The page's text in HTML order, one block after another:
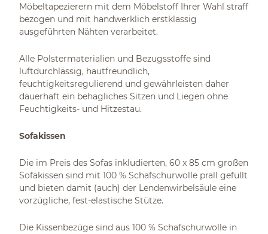
Möbeltapezierern mit dem Möbelstoff Ihrer Wahl straff
bezogen und mit handwerklich erstklassig
ausgeführten Nähten verarbeitet.
Alle Polstermaterialien und Bezugsstoffe sind
luftdurchlässig, hautfreundlich,
feuchtigkeitsregulierend und gewährleisten daher
dauerhaft ein behagliches Sitzen und Liegen ohne
Feuchtigkeits- und Hitzestau.
Sofakissen
Die im Preis des Sofas inkludierten, 60 x 85 cm großen
Sofakissen sind mit 100 % Schafschurwolle prall gefüllt
und bieten damit (auch) der Lendenwirbelsäule eine
vorzügliche, fest-elastische Stütze.
Die Kissenbezüge sind aus 100 % Schafschurwolle in